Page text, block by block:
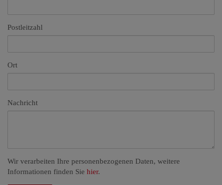
Postleitzahl
Ort
Nachricht
Wir verarbeiten Ihre personenbezogenen Daten, weitere
Informationen finden Sie hier.